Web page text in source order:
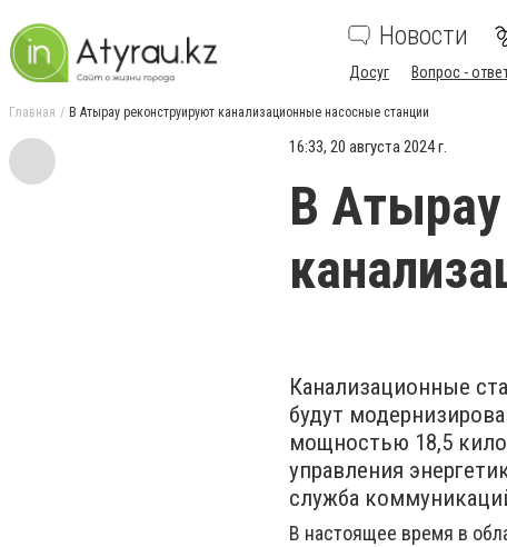
Новости
Досуг Вопрос -
Главная В Атырау реконструируют канализационные насосные станции
16:33, 20 августа 2024 г.
В
Канализационные
будут
мощностью 18,5
управления
служба
В настоящее время в